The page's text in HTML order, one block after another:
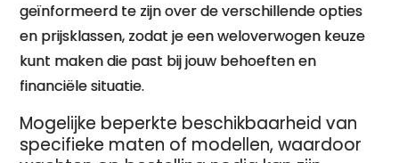
geïnformeerd te zijn over de verschillende opties
en prijsklassen, zodat je een weloverwogen keuze
kunt maken die past bij jouw behoeften en
financiële situatie.
Mogelijke beperkte beschikbaarheid van
specifieke maten of modellen, waardoor